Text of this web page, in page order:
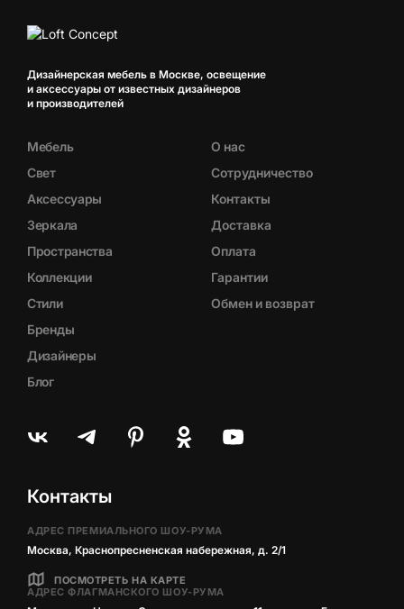
Дизайнерская мебель в Москве, освещение
и аксессуары от известных дизайнеров
и производителей
Мебель
Свет
Аксессуары
Зеркала
Пространства
Коллекции
Стили
Бренды
Дизайнеры
Блог
О нас
Сотрудничество
Контакты
Доставка
Оплата
Гарантии
Обмен и возврат
Контакты
АДРЕС ПРЕМИАЛЬНОГО ШОУ-РУМА
Москва, Краснопресненская набережная, д. 2/1
ПОСМОТРЕТЬ НА КАРТЕ
АДРЕС ФЛАГМАНСКОГО ШОУ-РУМА